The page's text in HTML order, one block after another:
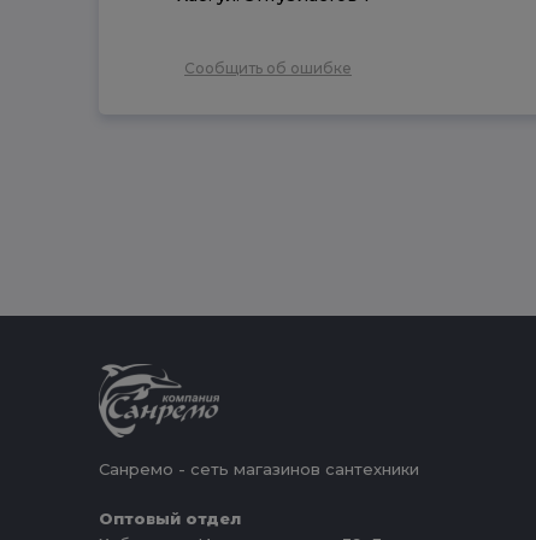
Сообщить об ошибке
Санремо - сеть магазинов сантехники
Оптовый отдел